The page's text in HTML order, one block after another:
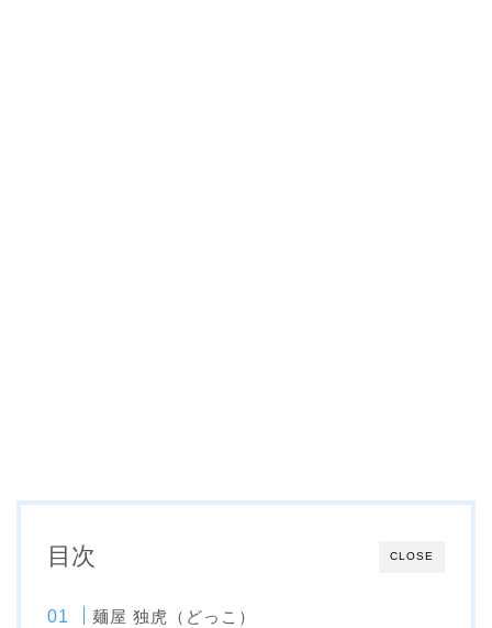
CLOSE
目次
麺屋 独虎（どっこ）